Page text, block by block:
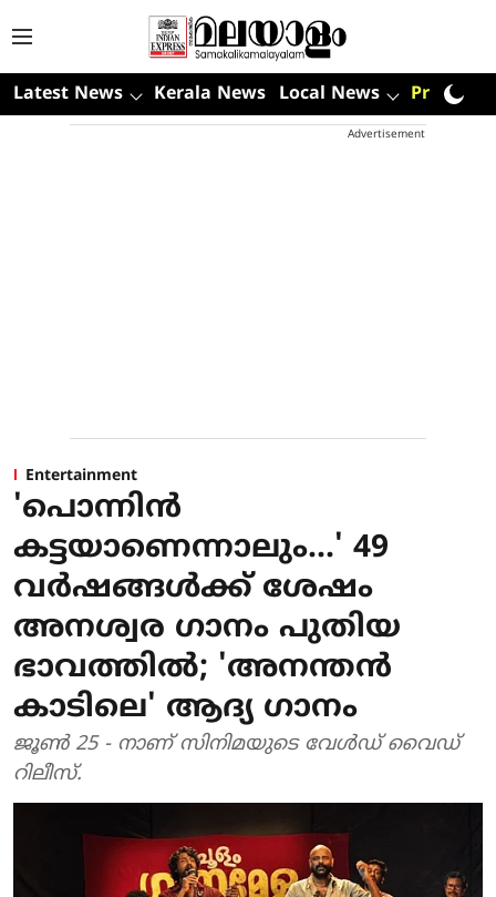
Latest News Kerala News Local News Premium
Advertisement
Entertainment
'പൊന്നിൻ
കട്ടയാണെന്നാലും...' 49
വ‍ർഷങ്ങൾക്ക് ശേഷം
അനശ്വര ഗാനം പുതിയ
ഭാവത്തിൽ; 'അനന്തൻ
കാടിലെ' ആദ്യ ഗാനം
ജൂൺ 25 - നാണ് സിനിമയുടെ വേൾഡ് വൈഡ്
റിലീസ്.